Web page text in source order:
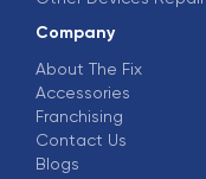
Company
About The Fix
Accessories
Franchising
Contact Us
Blogs